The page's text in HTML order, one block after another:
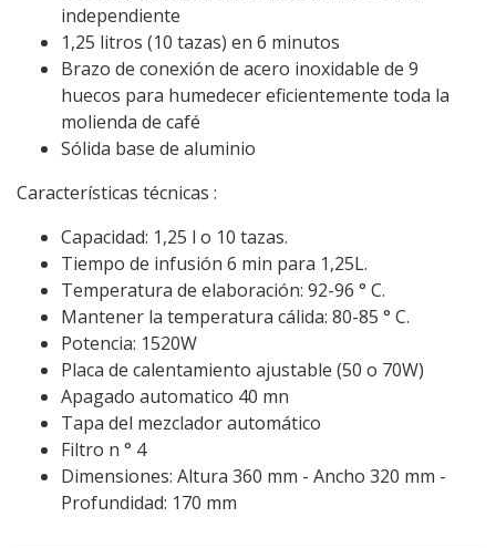
independiente
1,25 litros (10 tazas) en 6 minutos
Brazo de conexión de acero inoxidable de 9
huecos para humedecer eficientemente toda la
molienda de café
Sólida base de aluminio
Características técnicas :
Capacidad: 1,25 l o 10 tazas.
Tiempo de infusión 6 min para 1,25L.
Temperatura de elaboración: 92-96 ° C.
Mantener la temperatura cálida: 80-85 ° C.
Potencia: 1520W
Placa de calentamiento ajustable (50 o 70W)
Apagado automatico 40 mn
Tapa del mezclador automático
Filtro n ° 4
Dimensiones: Altura 360 mm - Ancho 320 mm -
Profundidad: 170 mm